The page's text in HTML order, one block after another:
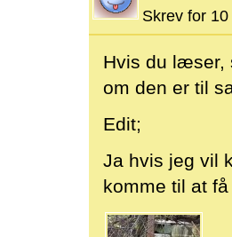
Skrev for
Hvis du læser,
om den er til
Edit;
Ja hvis jeg vil
komme til at